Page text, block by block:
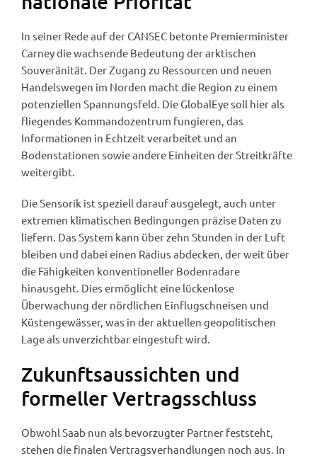
In seiner Rede auf der CANSEC betonte Premierminister
Carney die wachsende Bedeutung der arktischen
Souveränität. Der Zugang zu Ressourcen und neuen
Handelswegen im Norden macht die Region zu einem
potenziellen Spannungsfeld. Die GlobalEye soll hier als
fliegendes Kommandozentrum fungieren, das
Informationen in Echtzeit verarbeitet und an
Bodenstationen sowie andere Einheiten der Streitkräfte
weitergibt.
Die Sensorik ist speziell darauf ausgelegt, auch unter
extremen klimatischen Bedingungen präzise Daten zu
liefern. Das System kann über zehn Stunden in der Luft
bleiben und dabei einen Radius abdecken, der weit über
die Fähigkeiten konventioneller Bodenradare
hinausgeht. Dies ermöglicht eine lückenlose
Überwachung der nördlichen Einflugschneisen und
Küstengewässer, was in der aktuellen geopolitischen
Lage als unverzichtbar eingestuft wird.
Zukunftsaussichten und
formeller Vertragsschluss
Obwohl Saab nun als bevorzugter Partner feststeht,
stehen die finalen Vertragsverhandlungen noch aus. In